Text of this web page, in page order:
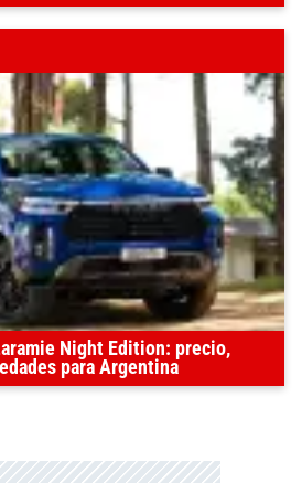
Night Edition: precio,
para Argentina